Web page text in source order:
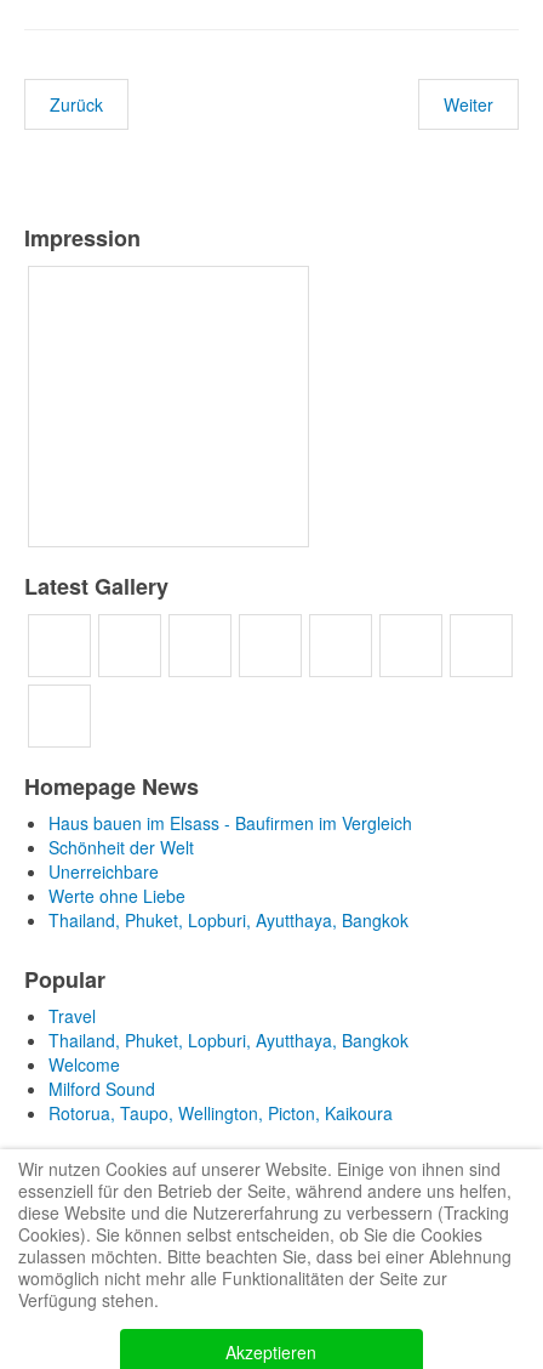
Zurück Weiter
Impression
Latest Gallery
Homepage News
Haus bauen im Elsass - Baufirmen im Vergleich
Schönheit der Welt
Unerreichbare
Werte ohne Liebe
Thailand, Phuket, Lopburi, Ayutthaya, Bangkok
Popular
Travel
Thailand, Phuket, Lopburi, Ayutthaya, Bangkok
Welcome
Milford Sound
Rotorua, Taupo, Wellington, Picton, Kaikoura
Bootstrap is a front-end framework of Twitter, Inc. Code licensed underMIT
License.
Font Awesome
Wir nutzen Cookies auf unserer Website. Einige von ihnen sind
essenziell für den Betrieb der Seite, während andere uns helfen,
diese Website und die Nutzererfahrung zu verbessern (Tracking
Cookies). Sie können selbst entscheiden, ob Sie die Cookies
zulassen möchten. Bitte beachten Sie, dass bei einer Ablehnung
womöglich nicht mehr alle Funktionalitäten der Seite zur
Verfügung stehen.
Akzeptieren